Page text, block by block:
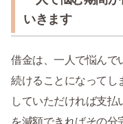
いきます
借金は、一人で悩んで
続けることになってし
していただければ支
を減額できればその分